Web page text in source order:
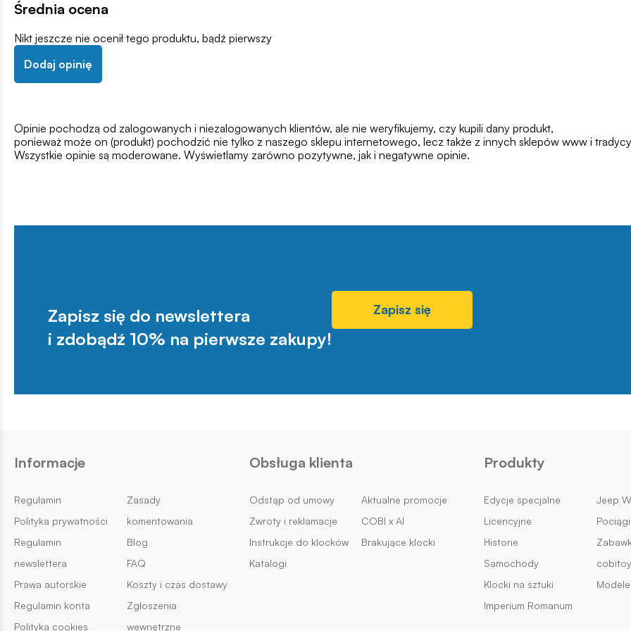
Średnia ocena
Nikt jeszcze nie ocenił tego produktu, bądź pierwszy
Dodaj opinię
Opinie pochodzą od zalogowanych i niezalogowanych klientów, ale nie weryfikujemy, czy kupili dany produkt,
ponieważ może on (produkt) pochodzić nie tylko z naszego sklepu internetowego, lecz także z innych sklepów www i
Wszystkie opinie są moderowane. Wyświetlamy zarówno pozytywne, jak i negatywne opinie.
Zapisz się do newslettera
i zdobądź 10% na pierwsze zakupy!
Zapisz się
Informacje
Regulamin
Polityka prywatności
Regulamin
newslettera
Prawa autorskie
Regulamin konta
Polityka cookies
Zasady
komentowania
Blog
FAQ
Koszty i czas dostawy
Zgłoszenia
wewnętrzne
Obsługa klienta
Odstąp od umowy
Zwroty i reklamacje
Instrukcje do klocków
Katalogi
Aktualne promocje
COBI x AI
Brakujące klocki
Produkty
Edycje specjalne
Licencyjne
Historie
Samochody
Klocki na sztuki
Imperium Romanum
Jeep
Pociągi